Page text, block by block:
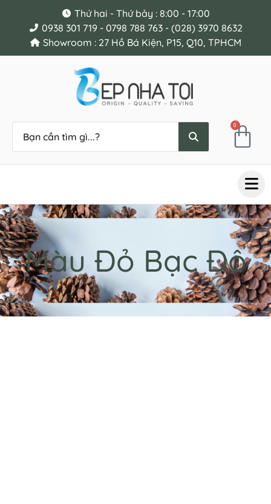
Thứ hai - Thứ bảy : 8:00 - 17:00
0938 301 719 - 0798 788 763 - (028) 3970 8632
Showroom : 27 Hồ Bá Kiện, P15, Q10, TPHCM
0
Màu Đỏ Bạc Đô